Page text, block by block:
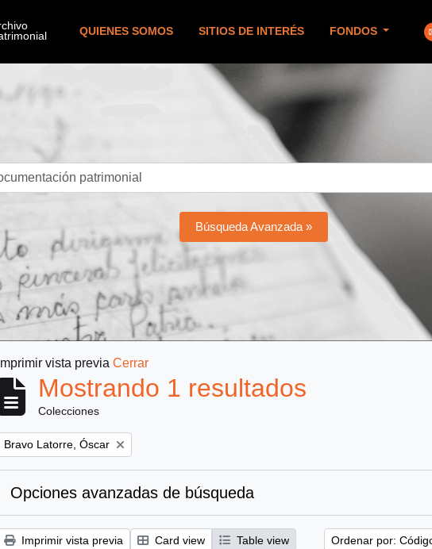
QUIENES SOMOS SITIOS DE INTERÉS FONDOS
Búsqueda Avanzada »
Imprimir vista previa Cerrar
Mostrando 1 resultados
Colecciones
Remove filter:
Bravo Latorre, Óscar
Opciones avanzadas de búsqueda
Imprimir vista previa Card view Table view Ordenar por: